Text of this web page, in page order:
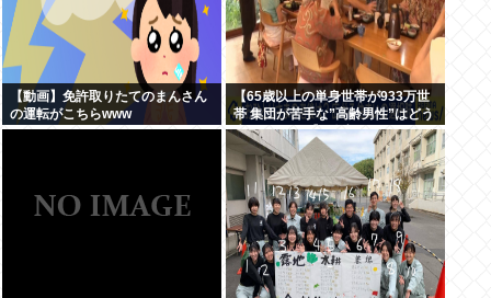
【動画】免許取りたてのまんさん
の運転がこちらwww
【65歳以上の単身世帯が933万世
帯 集団が苦手な”高齢男性”はどう
生きていく？】孤独死のリスク
も…専門家 「8日以上見つからな
いのも圧倒的に男性」